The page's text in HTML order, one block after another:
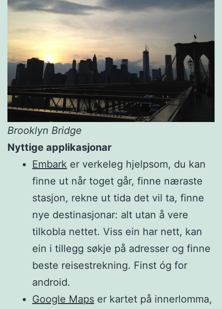
Brooklyn Bridge
Nyttige applikasjonar
Embark er verkeleg hjelpsom, du kan
finne ut når toget går, finne næraste
stasjon, rekne ut tida det vil ta, finne
nye destinasjonar: alt utan å vere
tilkobla nettet. Viss ein har nett, kan
ein i tillegg søkje på adresser og finne
beste reisestrekning. Finst óg for
android.
Google Maps er kartet på innerlomma,